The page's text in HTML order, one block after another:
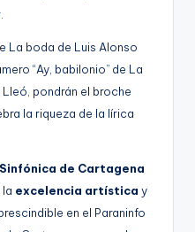
La boda de Luis Alonso
“Ay, babilonio” de La
pondrán el broche
la riqueza de la lírica
de Cartagena
excelencia artística y
en el Paraninfo